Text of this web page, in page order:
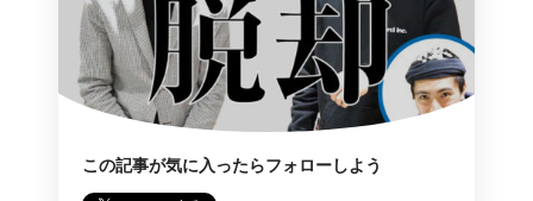
この記事が気に入ったらフォローしよう